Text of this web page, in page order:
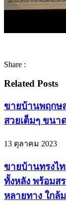
Share :
Related Posts
ขายบ้านพฤกษ
สวยเต็มๆ ขนา
13 ตุลาคม 2023
ขายบ้านทรงไ
ทั้งหลัง พร้อมส
หลายทาง ใกล้